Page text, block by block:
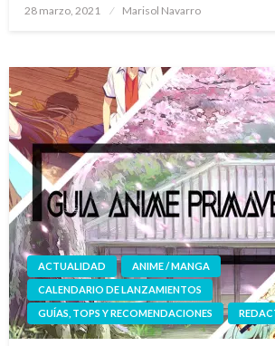
Publicado
28 marzo, 2021 Marisol Navarro
ACTUALIDAD
ANIME / MANGA
CALENDARIO DE LANZAMIENTOS
GUÍAS, TOPS Y RECOMENDACIONES